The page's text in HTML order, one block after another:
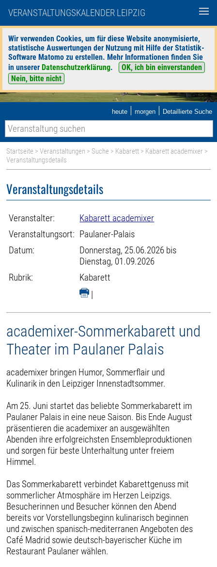
VERANSTALTUNGSKALENDER LEIPZIG
Wir verwenden Cookies, um für diese Website anonymisierte,
statistische Auswertungen der Nutzung mit Hilfe der Statistik-
Software Matomo zu erstellen. Mehr Informationen finden Sie
in unserer Datenschutzerklärung.
OK, ich bin einverstanden
Nein, bitte nicht
heute | morgen | Detaillierte Suche
Startseite >Veranstaltungen > Suche > Kabarett > Kabarett academixer >
Veranstaltungsdetails
Veranstaltungsdetails
Veranstalter:
Kabarett academixer
Veranstaltungsort: Paulaner-Palais
Datum:
Donnerstag, 25.06.2026 bis
Dienstag, 01.09.2026
Rubrik:
Kabarett
|
academixer-Sommerkabarett und
Theater im Paulaner Palais
academixer bringen Humor, Sommerflair und
Kulinarik in den Leipziger Innenstadtsommer.
Am 25. Juni startet das beliebte Sommerkabarett im
Paulaner Palais in eine neue Saison. Bis Ende August
präsentieren die academixer an ausgewählten
Abenden ihre erfolgreichsten Ensembleproduktionen
und sorgen für beste Unterhaltung unter freiem
Himmel.
Das Sommerkabarett verbindet Kabarettgenuss mit
sommerlicher Atmosphäre im Herzen Leipzigs.
Besucherinnen und Besucher können den Abend
bereits vor Vorstellungsbeginn kulinarisch beginnen
und zwischen spanisch-mediterranen Angeboten des
Café Madrid sowie deutsch-bayerischer Küche im
Restaurant Paulaner wählen.